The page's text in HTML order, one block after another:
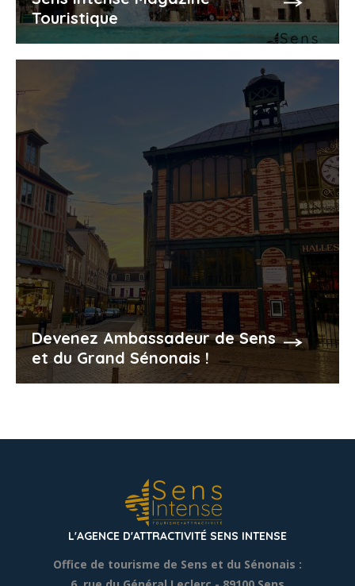
Touristique
Devenez Ambassadeur de Sens
et du Grand Sénonais !
L'AGENCE D'ATTRACTIVITÉ SENS INTENSE
Office de tourisme de Sens et du Sénonais :